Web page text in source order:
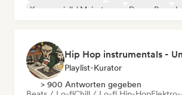
Kommerziell / Mainstream
Dream Pop
Playlist-Kurator
> 900 Antworten gegeben